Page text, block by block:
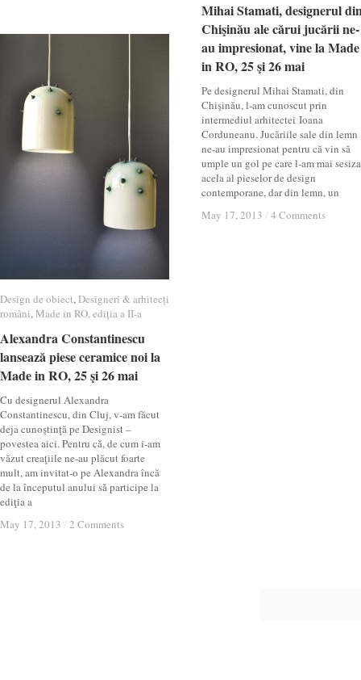
Mihai Stamati, designerul
Chişinău ale cărui jucării ne-
au impresionat, vine la Made
in RO, 25 şi 26 mai
Pe designerul Mihai Stamati, din
Chişinău, l-am cunoscut prin
intermediul arhitectei Ioana
Corduneanu. Jucăriile sale din lemn
ne-au impresionat pentru că vin să
umple un gol pe care l-am mai
acela al pieselor de design
contemporane, dar din lemn, un
May 17, 2013 / 4 Comments
Mihai Stamati, designerul
Chişinău ale cărui jucării ne-
au impresionat, vine la Made
in RO, 25 şi 26 mai
May 17, 2013 / 4 Comments
Design de obiect,Designeri & arhitecți
români,Made in RO, ediția a II-a
Alexandra Constantinescu
lansează piese ceramice noi la
Made in RO, 25 şi 26 mai
Cu designerul Alexandra
Constantinescu, din Cluj, v-am făcut
deja cunoştinţă pe Designist –
povestea aici. Pentru că, de cum i-am
văzut creaţiile ne-au plăcut foarte
mult, am invitat-o pe Alexandra încă
de la începutul anului să participe la
ediţia a
May 17, 2013 / 2 Comments
Design de obiect Designeri & arhitecți
români Made in RO, ediția a II-a
Alexandra Constantinescu
lansează piese ceramice noi la
Made in RO, 25 şi 26 mai
May 17, 2013 / 2 Comments